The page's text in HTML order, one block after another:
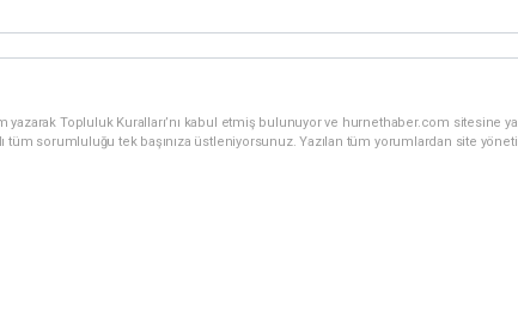
yazarak Topluluk Kuralları’nı kabul etmiş bulunuyor ve hurnethaber.com sitesine
tüm sorumluluğu tek başınıza üstleniyorsunuz. Yazılan tüm yorumlardan site